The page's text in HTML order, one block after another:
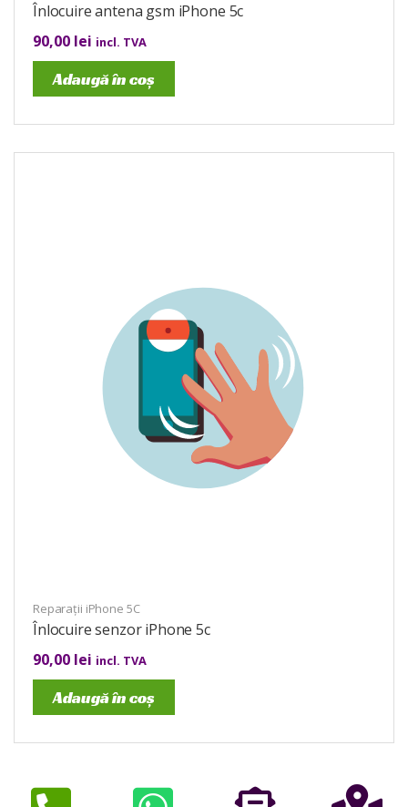
Înlocuire antena gsm iPhone 5c
90,00 lei incl. TVA
Adaugă în coș
Reparații iPhone 5C
Înlocuire senzor iPhone 5c
90,00 lei incl. TVA
Adaugă în coș